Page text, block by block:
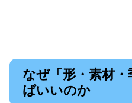
なぜ「形・素材
ばいいのか